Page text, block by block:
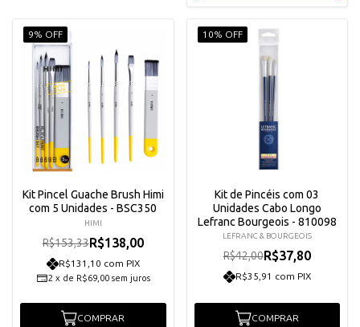
9% OFF
Kit Pincel Guache Brush Himi
com 5 Unidades - BSC350
HIMI
R$153,33R$138,00
R$131,10 com PIX
2 x de R$69,00 sem juros
COMPRAR
10% OFF
Kit de Pincéis com 03
Unidades Cabo Longo
Lefranc Bourgeois - 810098
LEFRANC & BOURGEOIS
R$42,00R$37,80
R$35,91 com PIX
COMPRAR